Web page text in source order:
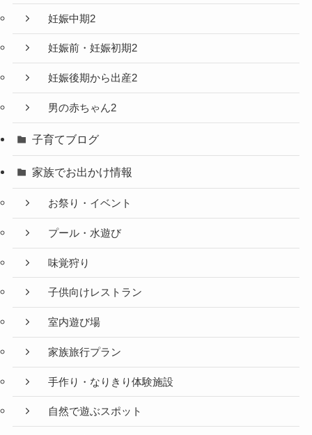
妊娠中期2
妊娠前・妊娠初期2
妊娠後期から出産2
男の赤ちゃん2
子育てブログ
家族でお出かけ情報
お祭り・イベント
プール・水遊び
味覚狩り
子供向けレストラン
室内遊び場
家族旅行プラン
手作り・なりきり体験施設
自然で遊ぶスポット